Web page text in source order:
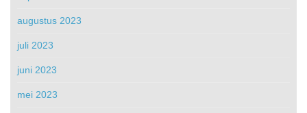
augustus 2023
juli 2023
juni 2023
mei 2023